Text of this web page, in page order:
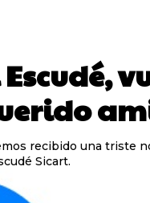
recibido una triste
Sicart.